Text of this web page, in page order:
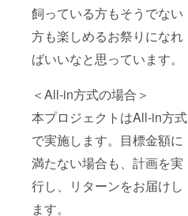
飼っている方もそうでない
方も楽しめるお祭りになれ
ばいいなと思っています。
＜All-in方式の場合＞
本プロジェクトはAll-in方式
で実施します。目標金額に
満たない場合も、計画を実
行し、リターンをお届けし
ます。